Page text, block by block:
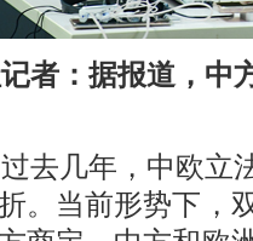
者：据报道，中
去几年，中欧立
。当前形势下，